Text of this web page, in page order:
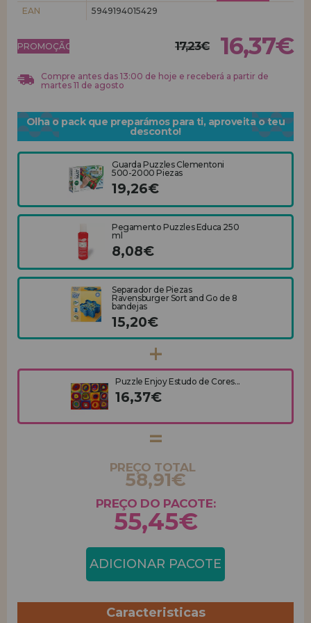
EAN
5949194015429
PROMOÇÃO! 17,23€ 16,37€
Compre antes das 13:00 de hoje e receberá a partir de
martes 11 de agosto
Olha o pack que preparámos para ti, aproveita o teu
desconto!
Guarda Puzzles Clementoni
500-2000 Piezas
19,26€
Pegamento Puzzles Educa 250
ml
8,08€
Separador de Piezas
Ravensburger Sort and Go de 8
bandejas
15,20€
Puzzle Enjoy Estudo de Cores...
16,37€
PREÇO TOTAL
58,91€
PREÇO DO PACOTE:
55,45€
ADICIONAR PACOTE
Caracteristicas